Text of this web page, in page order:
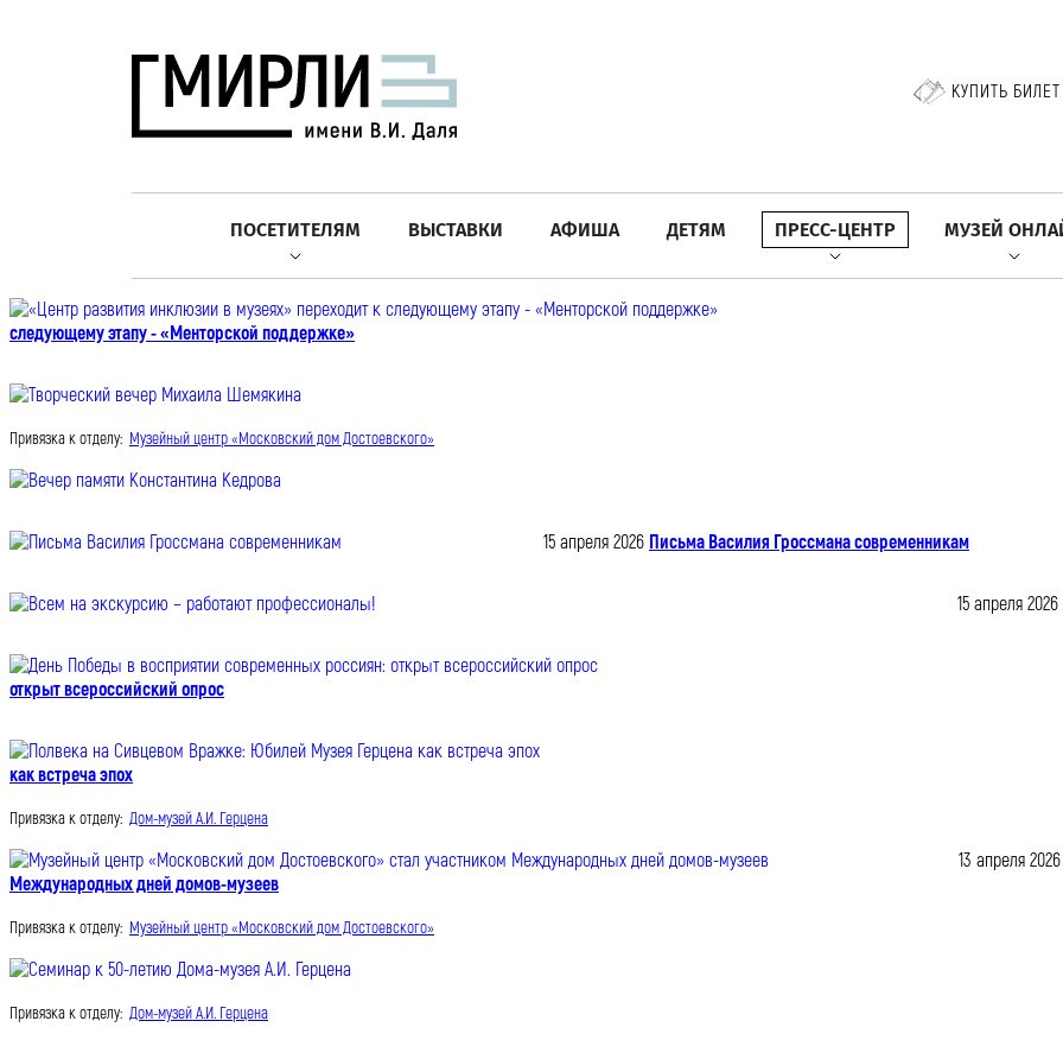
КУПИТЬ БИЛЕТ
ПОСЕТИТЕЛЯМ ВЫСТАВКИ АФИША ДЕТЯМ ПРЕСС-ЦЕНТР МУЗЕЙ
следующему этапу - «Менторской поддержке»
Привязка к отделу: Музейный центр «Московский дом Достоевского»
15 апреля 2026 Письма Василия Гроссмана современникам
15 апреля 2026
открыт всероссийский опрос
как встреча эпох
Привязка к отделу: Дом-музей А.И. Герцена
13 апреля 2026
Международных дней домов-музеев
Привязка к отделу: Музейный центр «Московский дом Достоевского»
Привязка к отделу: Дом-музей А.И. Герцена